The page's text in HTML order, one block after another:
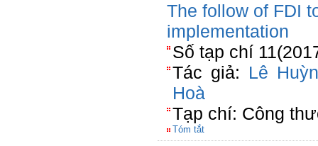
The follow of FDI
implementation
Số tạp chí
Tác giả: Lê
Hoà
Tạp chí: Công
Tóm tắt